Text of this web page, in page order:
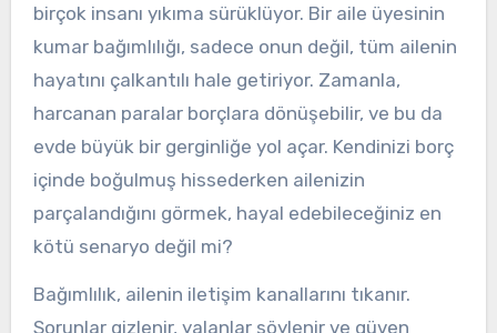
birçok insanı yıkıma sürüklüyor. Bir aile üyesinin
kumar bağımlılığı, sadece onun değil, tüm ailenin
hayatını çalkantılı hale getiriyor. Zamanla,
harcanan paralar borçlara dönüşebilir, ve bu da
evde büyük bir gerginliğe yol açar. Kendinizi borç
içinde boğulmuş hissederken ailenizin
parçalandığını görmek, hayal edebileceğiniz en
kötü senaryo değil mi?
Bağımlılık, ailenin iletişim kanallarını tıkanır.
Sorunlar gizlenir, yalanlar söylenir ve güven